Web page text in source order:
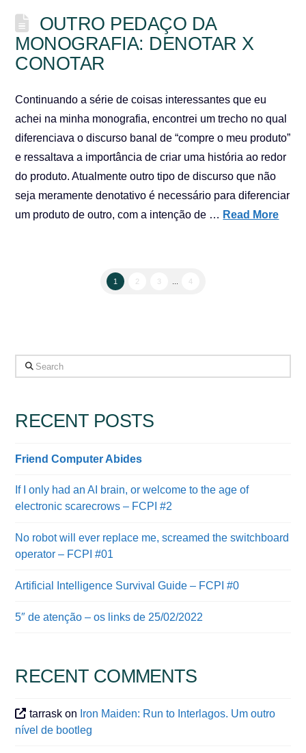
OUTRO PEDAÇO DA
MONOGRAFIA: DENOTAR X
CONOTAR
Continuando a série de coisas interessantes que eu
achei na minha monografia, encontrei um trecho no qual
diferenciava o discurso banal de “compre o meu produto”
e ressaltava a importância de criar uma história ao redor
do produto. Atualmente outro tipo de discurso que não
seja meramente denotativo é necessário para diferenciar
um produto de outro, com a intenção de … Read More
1 2 3 4
Search
RECENT POSTS
Friend Computer Abides
If I only had an AI brain, or welcome to the age of
electronic scarecrows – FCPI #2
No robot will ever replace me, screamed the switchboard
operator – FCPI #01
Artificial Intelligence Survival Guide – FCPI #0
5″ de atenção – os links de 25/02/2022
RECENT COMMENTS
tarrask on Iron Maiden: Run to Interlagos. Um outro
nível de bootleg